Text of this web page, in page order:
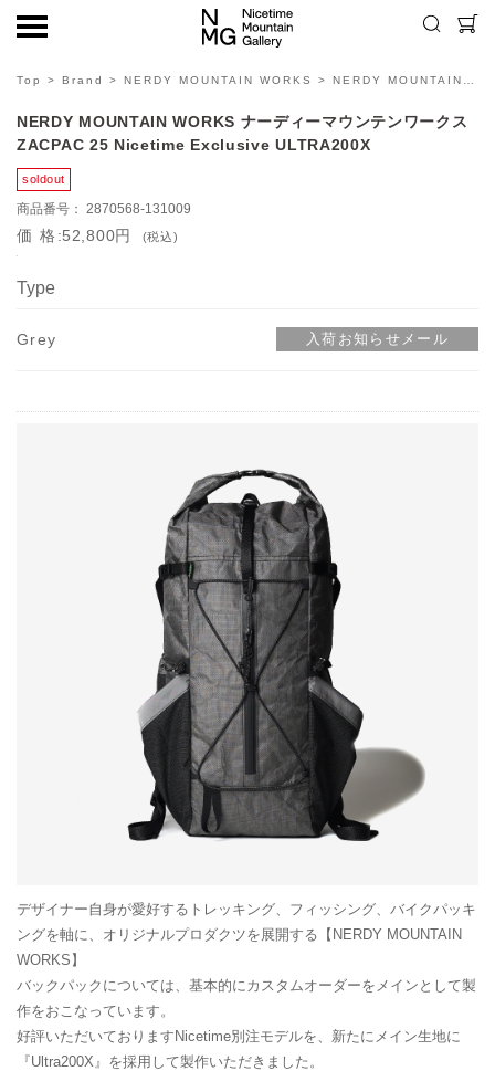
Top > Brand > NERDY MOUNTAIN WORKS > NERDY MOUNTAIN WORKS ナーディーマウンテンワークス ZACPAC 25 Nicetime Exclusive ULTRA200X
NERDY MOUNTAIN WORKS ナーディーマウンテンワークス
ZACPAC 25 Nicetime Exclusive ULTRA200X
2870568-131009
価格52,800円 (税込)
Type
Grey
デザイナー自身が愛好するトレッキング、フィッシング、バイクパッキ
ングを軸に、オリジナルプロダクツを展開する【NERDY MOUNTAIN
WORKS】
バックパックについては、基本的にカスタムオーダーをメインとして製
作をおこなっています。
好評いただいておりますNicetime別注モデルを、新たにメイン生地に
『Ultra200X』を採用して製作いただきました。